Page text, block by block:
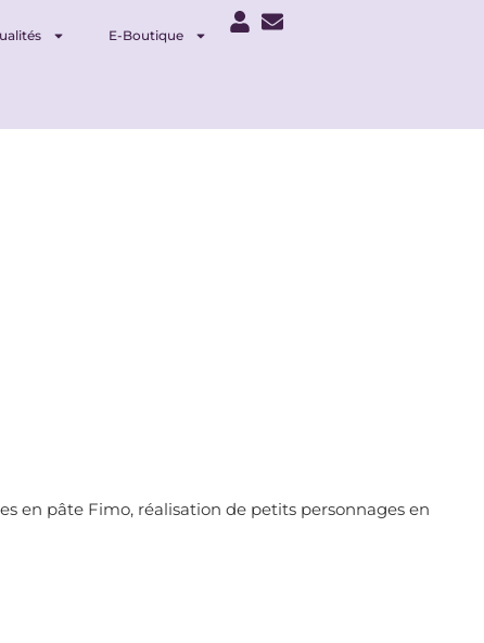
E-Boutique
en pâte Fimo, réalisation de petits personnages en